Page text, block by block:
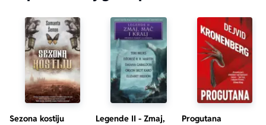
Sezona kostiju
Legende II - Zmaj,
Progutana